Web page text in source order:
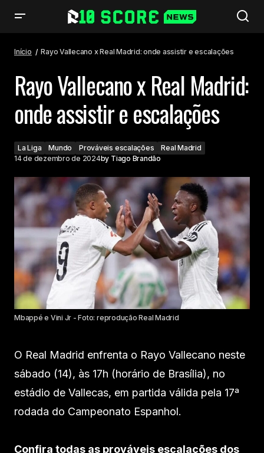
Início Rayo Vallecano x Real Madrid: onde assistir e escalações
Rayo Vallecano x Real Madrid:
onde assistir e escalações
La Liga Mundo Prováveis escalações
Real Madrid
14 de dezembro de 2024by Tiago Brandão
Mbappé e Vini Jr - Foto: reprodução Real Madrid
O Real Madrid enfrenta o Rayo Vallecano neste
sábado (14), às 17h (horário de Brasília), no
estádio de Vallecas, em partida válida pela 17ª
rodada do Campeonato Espanhol.
Confira todas as prováveis escalações dos